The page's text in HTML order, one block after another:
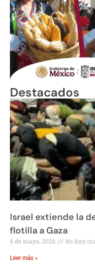
Destacados
Israel extiende la
flotilla a Gaza
6 de mayo, 2026 No hay
Leer más »